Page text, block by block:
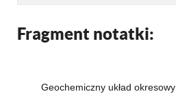
Fragment notatki:
Geochemiczny układ okresowy